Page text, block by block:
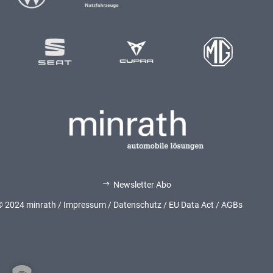
$ Newsletter Abo
2024 minrath / Impressum / Datenschutz / EU Data Act /AGBs